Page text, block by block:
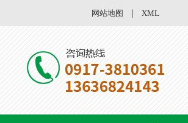
网站地图 XML